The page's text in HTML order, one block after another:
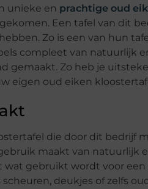
unieke en prachtige oud
Een tafel van dit
Zo is een van hun
compleet van natuurlijk
gemaakt. Zo heb je
eigen oud eiken
die door dit bedrijf
maakt van natuurlijk
wat gebruikt wordt voor
scheuren, deukjes of zelfs